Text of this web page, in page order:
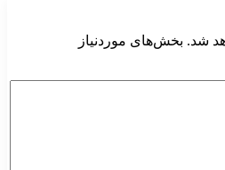
شد. بخش‌های موردنیاز